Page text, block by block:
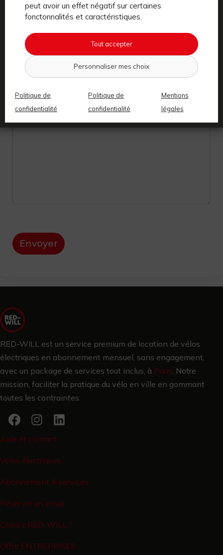
peut avoir un effet négatif sur certaines
fonctonnalités et caractéristiques.
Tout accepter
Personnaliser mes choix
Politique de
confidentialité
Politique de
confidentialité
Mentions
légales
Téléphone
Votre message
Envoyer
RED-WILL est un service premium de location de vélos
électriques en abonnement mensuel, sans engagement,
avec un package de services tout inclus, à Paris. Notre
mission, faciliter la pratique du vélo en ville en gommant
toutes les contraintes.
Aide et contact
Vélos électriques
Abonnement & services
Réserver un essai
Choisir RED-WILL ?
Offre ENTREPRISES